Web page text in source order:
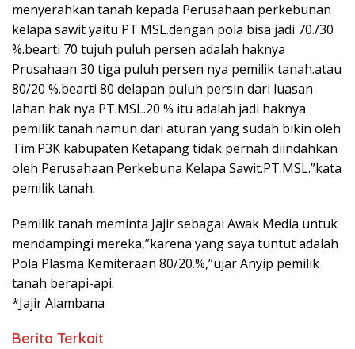
menyerahkan tanah kepada Perusahaan perkebunan
kelapa sawit yaitu PT.MSL.dengan pola bisa jadi 70./30
%.bearti 70 tujuh puluh persen adalah haknya
Prusahaan 30 tiga puluh persen nya pemilik tanah.atau
80/20 %.bearti 80 delapan puluh persin dari luasan
lahan hak nya PT.MSL.20 % itu adalah jadi haknya
pemilik tanah.namun dari aturan yang sudah bikin oleh
Tim.P3K kabupaten Ketapang tidak pernah diindahkan
oleh Perusahaan Perkebuna Kelapa Sawit.PT.MSL.”kata
pemilik tanah.
Pemilik tanah meminta Jajir sebagai Awak Media untuk
mendampingi mereka,”karena yang saya tuntut adalah
Pola Plasma Kemiteraan 80/20.%,”ujar Anyip pemilik
tanah berapi-api.
*Jajir Alambana
Berita Terkait